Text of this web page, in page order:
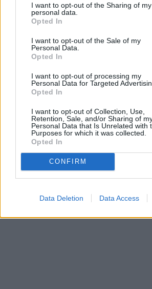
de su consentimiento, pero usted tiene el
rechazar tal procesamiento. Sus
cualquier momento entrando de nuevo en
visitando nuestra política de privacidad.
I want to opt-out of the Sharing of my
personal data.
Opted In
I want to opt-out of the Sale of my
Personal Data.
Opted In
I want to opt-out of processing my
Personal Data for Targeted
Opted In
I want to opt-out of Collection, Use,
Retention, Sale, and/or Sharing of
Personal Data that Is Unrelated with
Purposes for which it was collected.
Opted In
CONFIRM
Data Deletion Data Access